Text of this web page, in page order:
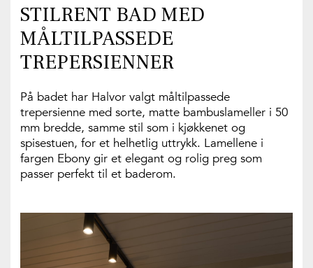
STILRENT BAD MED
MÅLTILPASSEDE
TREPERSIENNER
På badet har Halvor valgt måltilpassede
trepersienne med sorte, matte bambuslameller i 50
mm bredde, samme stil som i kjøkkenet og
spisestuen, for et helhetlig uttrykk. Lamellene i
fargen Ebony gir et elegant og rolig preg som
passer perfekt til et baderom.